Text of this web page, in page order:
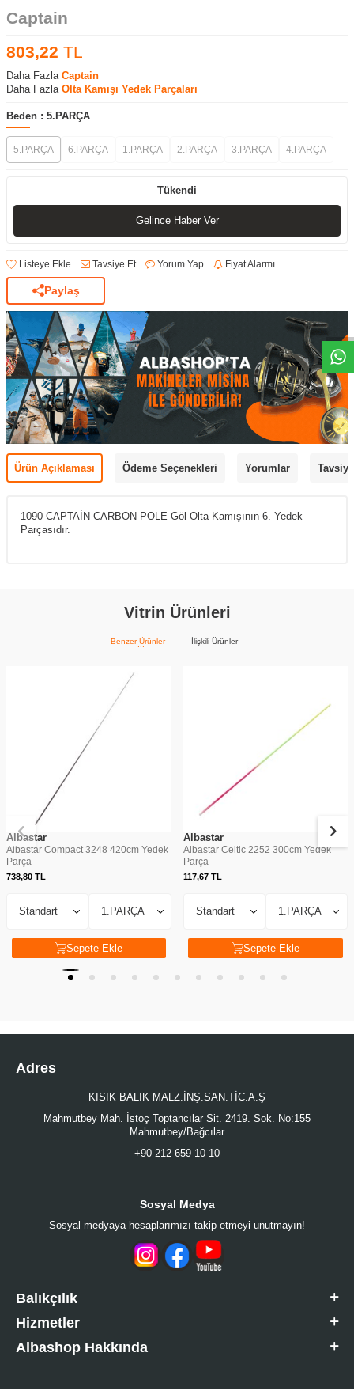
Captain
803,22 TL
Daha Fazla Captain
Daha Fazla Olta Kamışı Yedek Parçaları
Beden : 5.PARÇA
5.PARÇA 6.PARÇA 1.PARÇA 2.PARÇA 3.PARÇA 4.PARÇA
Tükendi
Gelince Haber Ver
Listeye Ekle Tavsiye Et Yorum Yap Fiyat Alarmı
Paylaş
Ürün Açıklaması Ödeme Seçenekleri Yorumlar
1090 CAPTAİN CARBON POLE Göl Olta Kamışının 6. Yedek
Parçasıdır.
Vitrin Ürünleri
Benzer Ürünler İlişkili Ürünler
Albastar
Albastar Compact 3248 420cm Yedek
Parça
738,80 TL
Sepete Ekle
Albastar
Albastar Celtic 2252 300cm Yedek
Parça
117,67TL
Sepete Ekle
Adres
KISIK BALIK MALZ.İNŞ.SAN.TİC.A.Ş
Mahmutbey Mah. İstoç Toptancılar Sit. 2419. Sok. No:155
Mahmutbey/Bağcılar
+90 212 659 10 10
Sosyal Medya
Sosyal medyaya hesaplarımızı takip etmeyi unutmayın!
Balıkçılık
Hizmetler
Albashop Hakkında